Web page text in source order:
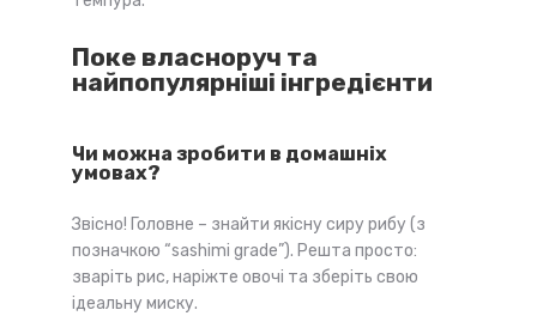
Поке власноруч та
найпопулярніші інгредієнти
Чи можна зробити в домашніх
умовах?
Звісно! Головне – знайти якісну сиру рибу (з
позначкою “sashimi grade”). Решта просто:
зваріть рис, наріжте овочі та зберіть свою
ідеальну миску.